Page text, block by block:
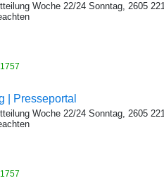
Woche 22/24 Sonntag, 2605
| Presseportal
Woche 22/24 Sonntag, 2605